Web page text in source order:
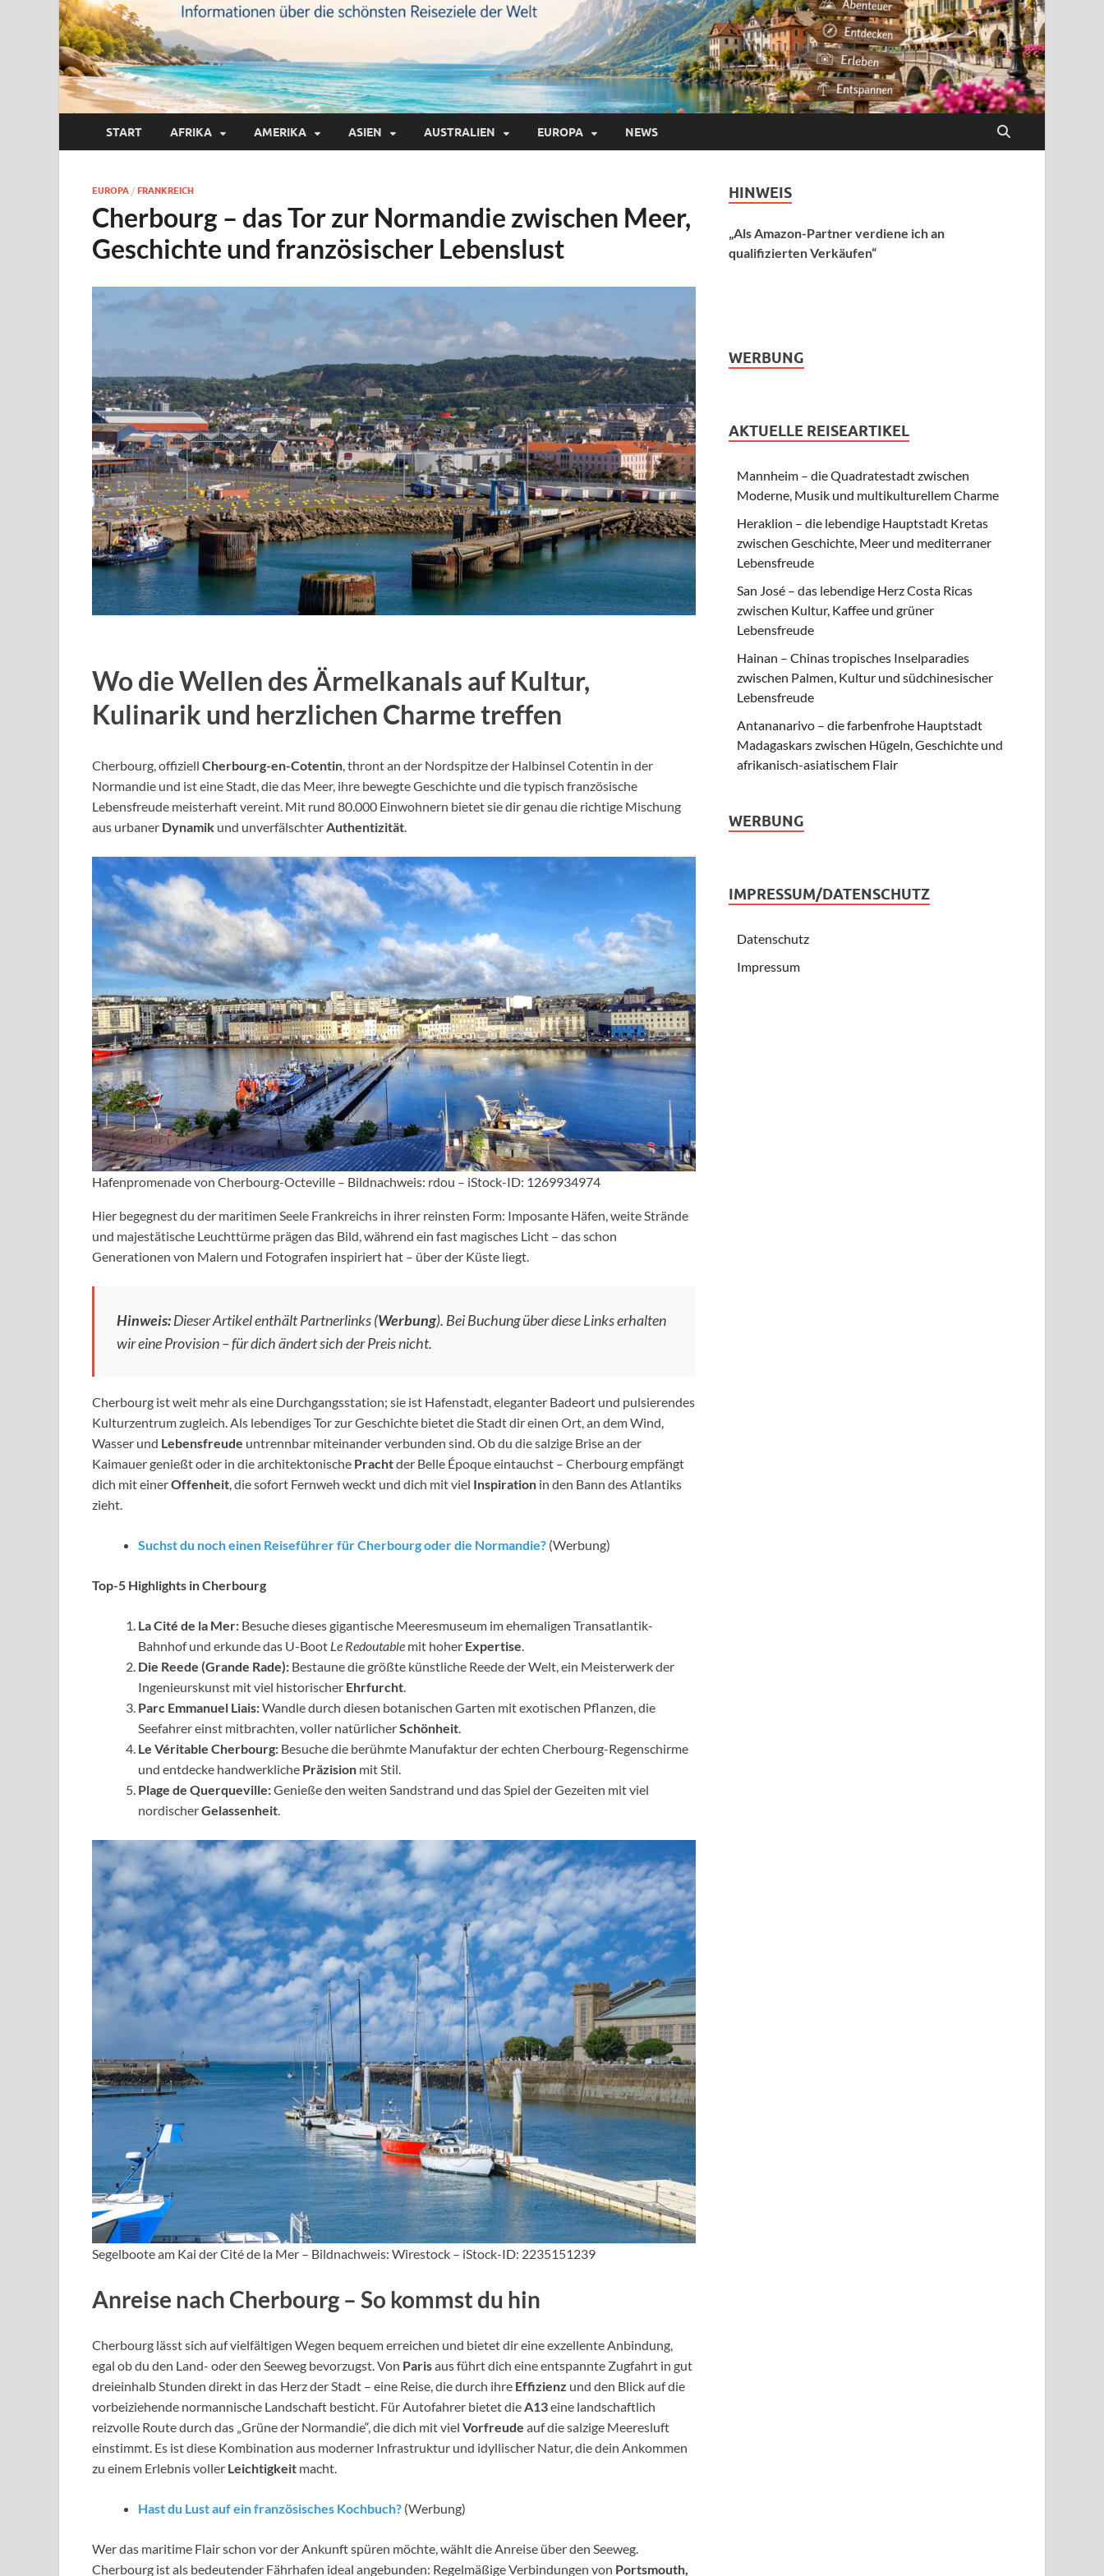
START AFRIKA AMERIKA ASIEN AUSTRALIEN EUROPA NEWS
EUROPA / FRANKREICH
Cherbourg – das Tor zur Normandie zwischen Meer,
Geschichte und französischer Lebenslust
Wo die Wellen des Ärmelkanals auf Kultur,
Kulinarik und herzlichen Charme treffen
Cherbourg, offiziell Cherbourg-en-Cotentin, thront an der Nordspitze der Halbinsel Cotentin in der
Normandie und ist eine Stadt, die das Meer, ihre bewegte Geschichte und die typisch französische
Lebensfreude meisterhaft vereint. Mit rund 80.000 Einwohnern bietet sie dir genau die richtige Mischung
aus urbaner Dynamik und unverfälschterAuthentizität.
Hafenpromenade von Cherbourg-Octeville – Bildnachweis: rdou – iStock-ID: 1269934974
Hier begegnest du der maritimen Seele Frankreichs in ihrer reinsten Form: Imposante Häfen, weite Strände
und majestätische Leuchttürme prägen das Bild, während ein fast magisches Licht – das schon
Generationen von Malern und Fotografen inspiriert hat – über der Küste liegt.
Hinweis:Dieser Artikel enthält Partnerlinks (Werbung). Bei Buchung über diese Links erhalten
wir eine Provision – für dich ändert sich der Preis nicht.
Cherbourg ist weit mehr als eine Durchgangsstation; sie ist Hafenstadt, eleganter Badeort und pulsierendes
Kulturzentrum zugleich. Als lebendiges Tor zur Geschichte bietet die Stadt dir einen Ort, an dem Wind,
Wasser und Lebensfreude untrennbar miteinander verbunden sind. Ob du die salzige Brise an der
Kaimauer genießt oder in die architektonische Prachtder Belle Époque eintauchst – Cherbourg empfängt
dich mit einerOffenheit, die sofort Fernweh weckt und dich mit viel Inspiration in den Bann des Atlantiks
zieht.
Suchst du noch einen Reiseführer für Cherbourg oder die Normandie? (Werbung)
Top-5 Highlights in Cherbourg
La Cité de la Mer: Besuche dieses gigantische Meeresmuseum im ehemaligen Transatlantik-
Bahnhof und erkunde das U-Boot Le Redoutable mit hoher Expertise.
Die Reede (Grande Rade): Bestaune die größte künstliche Reede der Welt, ein Meisterwerk der
Ingenieurskunst mit viel historischer Ehrfurcht.
Parc Emmanuel Liais:Wandle durch diesen botanischen Garten mit exotischen Pflanzen, die
Seefahrer einst mitbrachten, voller natürlicherSchönheit.
Le Véritable Cherbourg: Besuche die berühmte Manufaktur der echten Cherbourg-Regenschirme
und entdecke handwerkliche Präzision mit Stil.
Plage de Querqueville:Genieße den weiten Sandstrand und das Spiel der Gezeiten mit viel
nordischerGelassenheit.
Segelboote am Kai der Cité de la Mer – Bildnachweis: Wirestock – iStock-ID: 2235151239
Anreise nach Cherbourg – So kommst du hin
Cherbourg lässt sich auf vielfältigen Wegen bequem erreichen und bietet dir eine exzellente Anbindung,
egal ob du den Land- oder den Seeweg bevorzugst. Von Parisaus führt dich eine entspannte Zugfahrt in gut
dreieinhalb Stunden direkt in das Herz der Stadt – eine Reise, die durch ihre Effizienz und den Blick auf die
vorbeiziehende normannische Landschaft besticht. Für Autofahrer bietet dieA13eine landschaftlich
reizvolle Route durch das „Grüne der Normandie“, die dich mit viel Vorfreude auf die salzige Meeresluft
einstimmt. Es ist diese Kombination aus moderner Infrastruktur und idyllischer Natur, die dein Ankommen
zu einem Erlebnis voller Leichtigkeit macht.
Hast du Lust auf ein französisches Kochbuch? (Werbung)
Wer das maritime Flair schon vor der Ankunft spüren möchte, wählt die Anreise über den Seeweg.
Cherbourg ist als bedeutender Fährhafen ideal angebunden: Regelmäßige Verbindungen von Portsmouth,
HINWEIS
„Als Amazon-Partner verdiene ich an
qualifizierten Verkäufen“
WERBUNG
AKTUELLE REISEARTIKEL
Mannheim – die Quadratestadt zwischen
Moderne, Musik und multikulturellem Charme
Heraklion – die lebendige Hauptstadt Kretas
zwischen Geschichte, Meer und mediterraner
Lebensfreude
San José – das lebendige Herz Costa Ricas
zwischen Kultur, Kaffee und grüner
Lebensfreude
Hainan – Chinas tropisches Inselparadies
zwischen Palmen, Kultur und südchinesischer
Lebensfreude
Antananarivo – die farbenfrohe Hauptstadt
Madagaskars zwischen Hügeln, Geschichte und
afrikanisch-asiatischem Flair
WERBUNG
IMPRESSUM/DATENSCHUTZ
Datenschutz
Impressum